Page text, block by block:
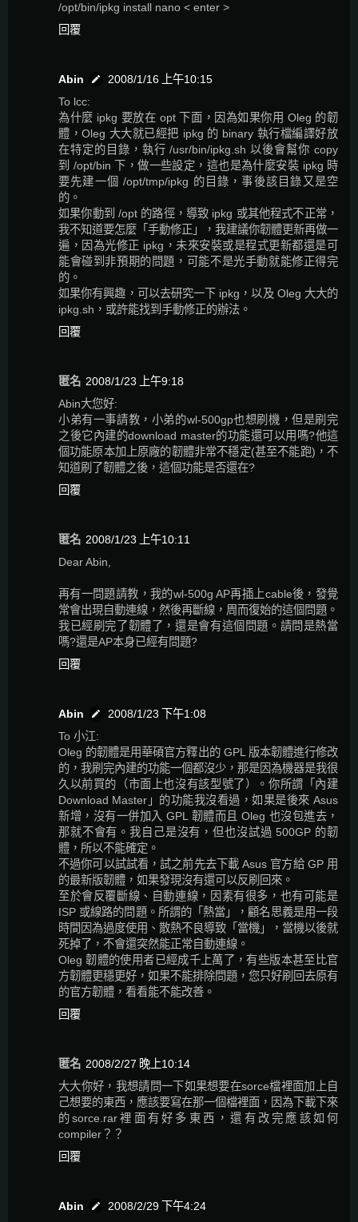
/opt/bin/ipkg install nano < enter >
回覆
Abin
2008/1/16 上午10:15
To lcc:
為什麼 ipkg 要放在 opt 下面，因為如果你用 Oleg 的韌
體，Oleg 大大就已經把 ipkg 的 binary 執行檔編譯好放
在特定的目錄，執行 /usr/bin/ipkg.sh 以後會幫你 copy
到 /opt/bin 下，做一些設定，這也是為什麼安裝 ipkg 時
要先建一個 /opt/tmp/ipkg 的目錄，事後該目錄又是空
的。
如果你動到 /opt 的路徑，導致 ipkg 或其他程式不正常，
我不知道要怎麼「手動修正」，我建議你韌體更新再做一
遍，因為光修正 ipkg，未來安裝或是程式更新都還是可
能會碰到非預期的問題，可能不是光手動就能修正得完
的。
如果你有興趣，可以去研究一下 ipkg，以及 Oleg 大大的
ipkg.sh，或許能找到手動修正的辦法。
回覆
匿名 2008/1/23 上午9:18
Abin大您好:
小弟有一事請教，小弟的wl-500gp也想刷機，但是刷完
之後它內建的download master的功能還可以用嗎?他這
個功能原本加上原廠的韌體非常不穩定(甚至不能跑)，不
知道刷了韌體之後，這個功能是否還在?
回覆
匿名 2008/1/23 上午10:11
Dear Abin,
再有一問題請教，我的wl-500g AP再插上cable後，發覺
常會出現自動連線，然後再斷線，周而復始的這個問題。
我已經刷完了韌體了，還是會有這個問題。請問是熱當
嗎?還是AP本身已經有問題?
回覆
Abin
2008/1/23 下午1:08
To 小江:
Oleg 的韌體是用華碩官方釋出的 GPL 版本韌體進行修改
的，我刷完內建的功能一個都沒少，那是因為機器是我很
久以前買的（市面上也沒有該型號了）。你所謂「內建
Download Master」的功能我沒看過，如果是後來 Asus
新增，沒有一併加入 GPL 韌體而且 Oleg 也沒包進去，
那就不會有。我自己是沒有，但也沒試過 500GP 的韌
體，所以不能確定。
不過你可以試試看，試之前先去下載 Asus 官方給 GP 用
的最新版韌體，如果發現沒有還可以反刷回來。
至於會反覆斷線、自動連線，因素有很多，也有可能是
ISP 或線路的問題。所謂的「熱當」，顧名思義是用一段
時間因為過度使用、散熱不良導致「當機」，當機以後就
死掉了，不會還突然能正常自動連線。
Oleg 韌體的使用者已經成千上萬了，有些版本甚至比官
方韌體更穩更好，如果不能排除問題，您只好刷回去原有
的官方韌體，看看能不能改善。
回覆
匿名 2008/2/27 晚上10:14
大大你好，我想請問一下如果想要在sorce檔裡面加上自
己想要的東西，應該要寫在那一個檔裡面，因為下載下來
的sorce.rar裡面有好多東西，還有改完應該如何
compiler？？
回覆
Abin 2008/2/29 下午4:24